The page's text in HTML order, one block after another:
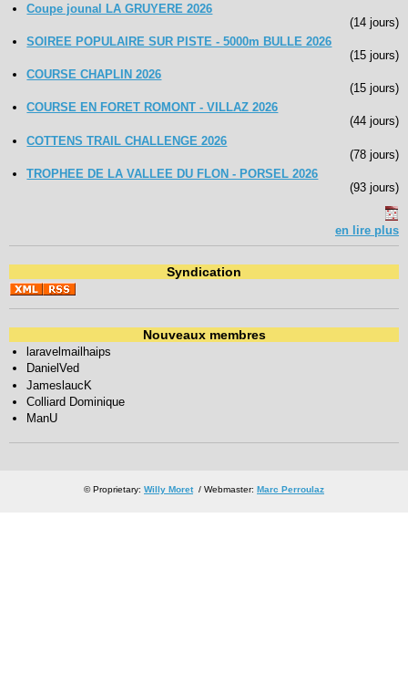
Coupe jounal LA GRUYERE 2026
(14 jours)
SOIREE POPULAIRE SUR PISTE - 5000m BULLE 2026
(15 jours)
COURSE CHAPLIN 2026
(15 jours)
COURSE EN FORET ROMONT - VILLAZ 2026
(44 jours)
COTTENS TRAIL CHALLENGE 2026
(78 jours)
TROPHEE DE LA VALLEE DU FLON - PORSEL 2026
(93 jours)
en lire plus
Syndication
Nouveaux membres
laravelmailhaips
DanielVed
JameslaucK
Colliard Dominique
ManU
© Proprietary: Willy Moret/ Webmaster: Marc Perroulaz